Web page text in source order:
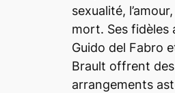
sexualité,
mort. Ses fidèles
Guido del Fabro
Brault offrent des
arrangements